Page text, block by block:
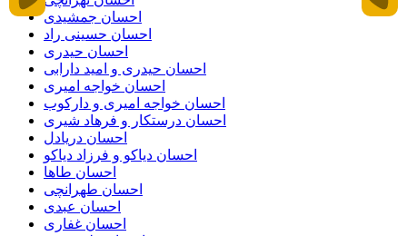
احسان جمشیدی
احسان حسینی راد
احسان حیدری
احسان حیدری و امید دارابی
احسان خواجه امیری
احسان خواجه امیری و دارکوب
احسان درستكار و فرهاد شيرى
احسان دریادل
احسان دیاکو و فرزاد دیاکو
احسان طاها
احسان طهرانچی
احسان عبدی
احسان غفاری